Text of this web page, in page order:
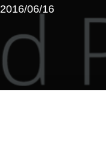
2016/06/16